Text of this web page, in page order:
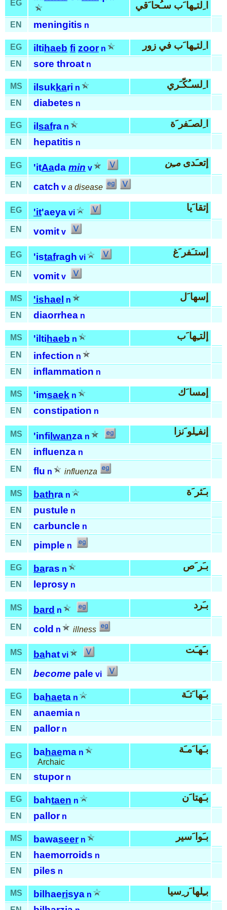
EG ا ِلتـِها َب سـُحا َقي
EN meningitis n
EG iltihaeb fi zoor n ا ِلتـِها َب في زور
EN sore throat n
MS ilsukkari n ا ِلسـُكّـَري
EN diabetes n
EG il safra n ا ِلصـَفر َة
EN hepatitis n
EG 'itAada min v إتعـَدىمـِن
EN catch v a disease
EG 'it'aeya vi إتقا َيا
EN vomit v
EG 'istafragh vi إستـَفر َغ
EN vomit v
MS 'ishael n إسها َل
EN diaorrhea n
MS 'iltihaeb n إلتـِها َب
EN infection n
EN
inflammation n
MS 'imsaek n إمسا َك
EN constipation n
MS 'infi lwanza n إنفـِلو َنزا
EN influenza n
EN
flu n influenza
MS bathra n بـَثر َة
EN pustule n
EN
carbuncle n
EN
pimple n
EG baras n بـَر َص
EN leprosy n
MS bard n بـَرد
EN cold n illness
MS bahat vi بـَهـَت
EN become pale vi
EG bahaeta n بـَها َتـَة
EN anaemia n
EN
pallor n
EG bahaema n
Archaic
بـَها َمـَة
EN stupor n
EG bahtaen n بـَهتا َن
EN pallor n
MS bawaseer n بـَوا َسير
EN haemorroids n
EN
piles n
MS bilhaerisya n بـِلها َر ِسيا